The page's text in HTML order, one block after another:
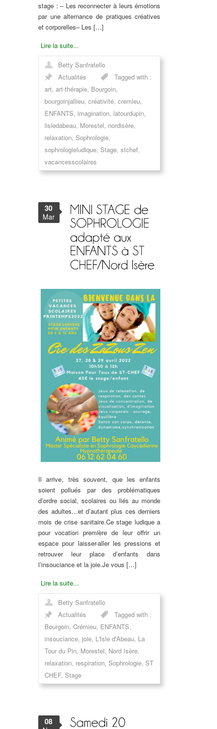
stage : – Les reconnecter à leurs émotions
par une alternance de pratiques créatives
et corporelles– Les […]
Lire la suite...
Betty Sanfratello
Actualités
Tagged with :
art, art-thérapie, Bourgoin,
bourgoinjallieu, créativité, cremieu,
ENFANTS, imagination, latourdupin,
lisledabeau, Morestel, nordisère,
relaxation, Sophrologie,
sophrologieludique, Stage, stchef,
vacancesscolaires
30
Mar
Il arrive, très souvent, que les enfants
soient pollués par des problématiques
d’ordre social, scolaires ou liés au monde
des adultes…et d’autant plus ces derniers
mois de crise sanitaire.Ce stage ludique a
pour vocation première de leur offrir un
espace pour laisser-aller les pressions et
retrouver leur place d’enfants dans
l’insouciance et la joie.Je vous […]
Lire la suite...
Betty Sanfratello
Actualités
Tagged with :
Bourgoin, Crémieu, ENFANTS,
insouciance, joie, L'Isle d'Abeau, La
Tour du Pin, Morestel, Nord Isère,
relaxation, respiration, Sophrologie, ST
CHEF, Stage
08